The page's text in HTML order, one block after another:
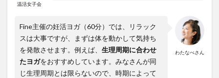
温活女子会
わたなべさん
Fine主催の妊活ヨガ（60分）では、リラック
スは大事ですが、まずは体を動かして気持ち
を発散させます。例えば、 生理周期に合わせ
たヨガをおすすめしています。みなさんが同
じ生理周期とは限らないので、時期によって